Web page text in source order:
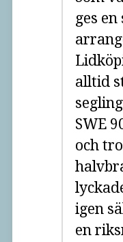
ges
alltid
SWE
och
igen
en